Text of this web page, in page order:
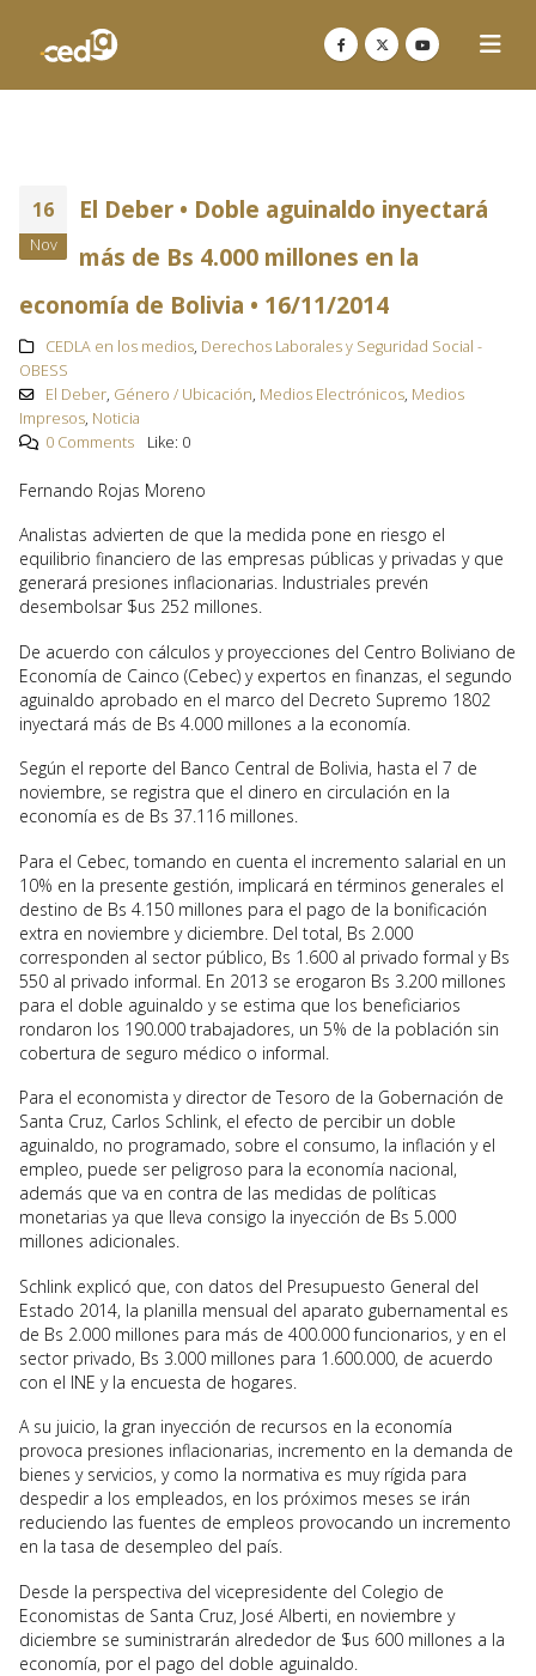
16
Nov
El Deber • Doble aguinaldo inyectará
más de Bs 4.000 millones en la
economía de Bolivia • 16/11/2014
CEDLA en los medios, Derechos Laborales y Seguridad Social -
OBESS
El Deber, Género / Ubicación, Medios Electrónicos, Medios
Impresos, Noticia
0 Comments
Like: 0
Fernando Rojas Moreno
Analistas advierten de que la medida pone en riesgo el
equilibrio financiero de las empresas públicas y privadas y que
generará presiones inflacionarias. Industriales prevén
desembolsar $us 252 millones.
De acuerdo con cálculos y proyecciones del Centro Boliviano de
Economía de Cainco (Cebec) y expertos en finanzas, el segundo
aguinaldo aprobado en el marco del Decreto Supremo 1802
inyectará más de Bs 4.000 millones a la economía.
Según el reporte del Banco Central de Bolivia, hasta el 7 de
noviembre, se registra que el dinero en circulación en la
economía es de Bs 37.116 millones.
Para el Cebec, tomando en cuenta el incremento salarial en un
10% en la presente gestión, implicará en términos generales el
destino de Bs 4.150 millones para el pago de la bonificación
extra en noviembre y diciembre. Del total, Bs 2.000
corresponden al sector público, Bs 1.600 al privado formal y Bs
550 al privado informal. En 2013 se erogaron Bs 3.200 millones
para el doble aguinaldo y se estima que los beneficiarios
rondaron los 190.000 trabajadores, un 5% de la población sin
cobertura de seguro médico o informal.
Para el economista y director de Tesoro de la Gobernación de
Santa Cruz, Carlos Schlink, el efecto de percibir un doble
aguinaldo, no programado, sobre el consumo, la inflación y el
empleo, puede ser peligroso para la economía nacional,
además que va en contra de las medidas de políticas
monetarias ya que lleva consigo la inyección de Bs 5.000
millones adicionales.
Schlink explicó que, con datos del Presupuesto General del
Estado 2014, la planilla mensual del aparato gubernamental es
de Bs 2.000 millones para más de 400.000 funcionarios, y en el
sector privado, Bs 3.000 millones para 1.600.000, de acuerdo
con el INE y la encuesta de hogares.
A su juicio, la gran inyección de recursos en la economía
provoca presiones inflacionarias, incremento en la demanda de
bienes y servicios, y como la normativa es muy rígida para
despedir a los empleados, en los próximos meses se irán
reduciendo las fuentes de empleos provocando un incremento
en la tasa de desempleo del país.
Desde la perspectiva del vicepresidente del Colegio de
Economistas de Santa Cruz, José Alberti, en noviembre y
diciembre se suministrarán alrededor de $us 600 millones a la
economía, por el pago del doble aguinaldo.